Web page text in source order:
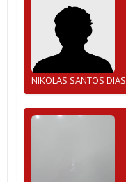
NIKOLAS SANTOS DIAS